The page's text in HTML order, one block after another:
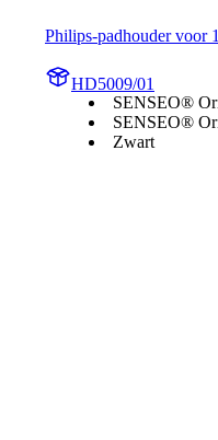
Philips-padhouder voor
HD5009/01
SENSEO®
SENSEO®
Zwart